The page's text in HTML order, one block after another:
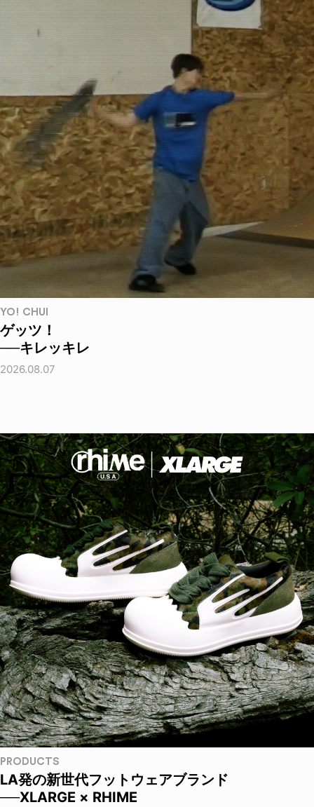
YO! CHUI
ゲッツ！
──キレッキレ
2026.08.07
PRODUCTS
LA発の新世代フットウェアブランド
──XLARGE × RHIME